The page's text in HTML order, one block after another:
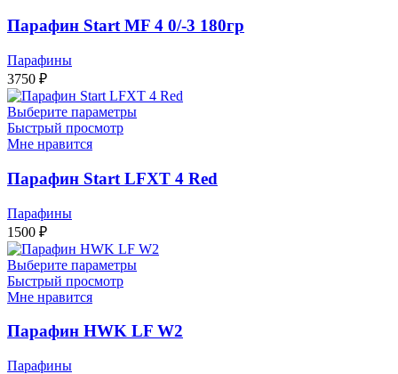
Парафин Start MF 4 0/-3 180гр
Парафины
3750 ₽
Выберите параметры
Быстрый просмотр
Мне нравится
Парафин Start LFXT 4 Red
Парафины
1500 ₽
Выберите параметры
Быстрый просмотр
Мне нравится
Парафин HWK LF W2
Парафины